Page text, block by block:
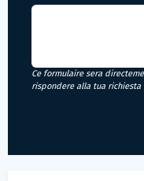
Ce formulaire sera
rispondere alla tua richiesta